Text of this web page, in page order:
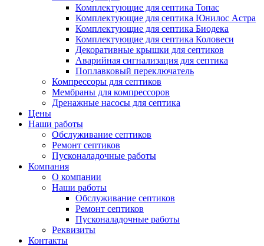
Комплектующие для септика Топас
Комплектующие для септика Юнилос Астра
Комплектующие для септика Биодека
Комплектующие для септика Коловеси
Декоративные крышки для септиков
Аварийная сигнализация для септика
Поплавковый переключатель
Компрессоры для септиков
Мембраны для компрессоров
Дренажные насосы для септика
Цены
Наши работы
Обслуживание септиков
Ремонт септиков
Пусконаладочные работы
Компания
О компании
Наши работы
Обслуживание септиков
Ремонт септиков
Пусконаладочные работы
Реквизиты
Контакты